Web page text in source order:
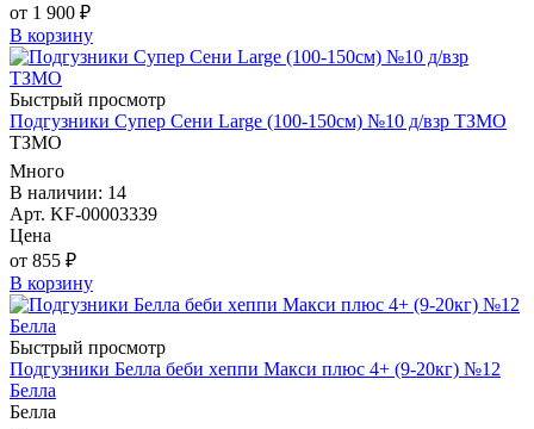
от 1 900 ₽
В корзину
Быстрый просмотр
Подгузники Супер Сени Large (100-150см) №10 д/взр ТЗМО
ТЗМО
Много
В наличии: 14
Арт. KF-00003339
Цена
от 855 ₽
В корзину
Быстрый просмотр
Подгузники Белла беби хеппи Макси плюс 4+ (9-20кг) №12
Белла
Белла